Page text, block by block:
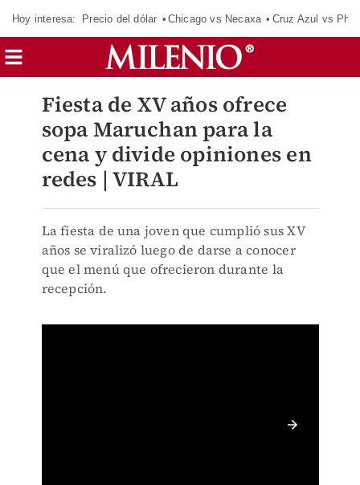
Hoy interesa: Precio del dólar Chicago vs Necaxa Cruz Azul vs
Fiesta de XV años ofrece
sopa Maruchan para la
cena y divide opiniones en
redes | VIRAL
La fiesta de una joven que cumplió sus XV
años se viralizó luego de darse a conocer
que el menú que ofrecieron durante la
recepción.